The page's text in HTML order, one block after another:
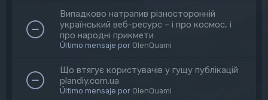
Випадково натрапив різносторонній
український веб-ресурс – і про космос, і
про народні прикмети
Último mensaje por OlenQuami
Що втягує користувачів у гущу публікацій
plandiy.com.ua
Último mensaje por OlenQuami